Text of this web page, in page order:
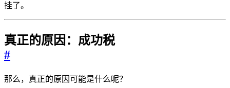
挂了。
真正的原因：成功税
#
那么，真正的原因可能是什么呢？